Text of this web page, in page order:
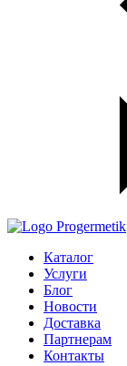
Каталог
Услуги
Блог
Новости
Доставка
Партнерам
Контакты